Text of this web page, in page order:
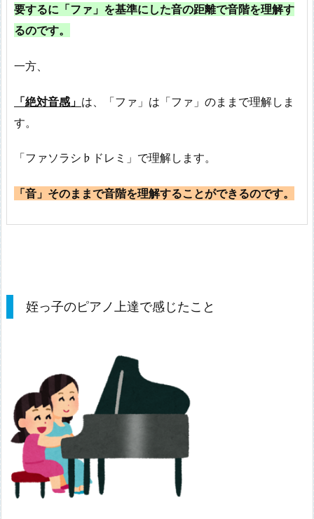
要するに「ファ」を基準にした音の距離で音階を理解す
るのです。
一方、
「絶対音感」 は、「ファ」は「ファ」のままで理解しま
す。
「ファソラシ♭ドレミ」で理解します。
「音」そのままで音階を理解することができるのです。
姪っ子のピアノ上達で感じたこと